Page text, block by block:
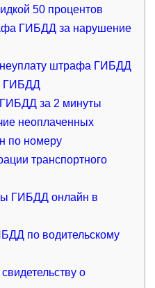
50 процентов
ГИБДД за нарушение
неуплату штрафа ГИБДД
ГИБДД
за 2 минуты
неоплаченных
по номеру
транспортного
ГИБДД онлайн в
по водительскому
о